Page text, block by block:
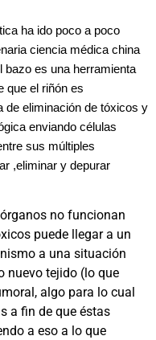
ha ido poco a poco
ciencia médica china
bazo es una herramienta
que el riñón es
de eliminación de tóxicos y
enviando células
sus múltiples
,eliminar y depurar
no funcionan
puede llegar a un
a una situación
nuevo tejido (lo que
algo para lo cual
a fin de que éstas
a eso a lo que